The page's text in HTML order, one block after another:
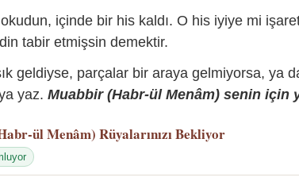
içinde bir his kaldı. O his iyiye mi
tabir etmişsin demektir.
geldiyse, parçalar bir araya gelmiyorsa, ya
yaz. Muabbir (Habr-ül Menâm) senin için
ül Menâm)Rüyalarınızı Bekliyor